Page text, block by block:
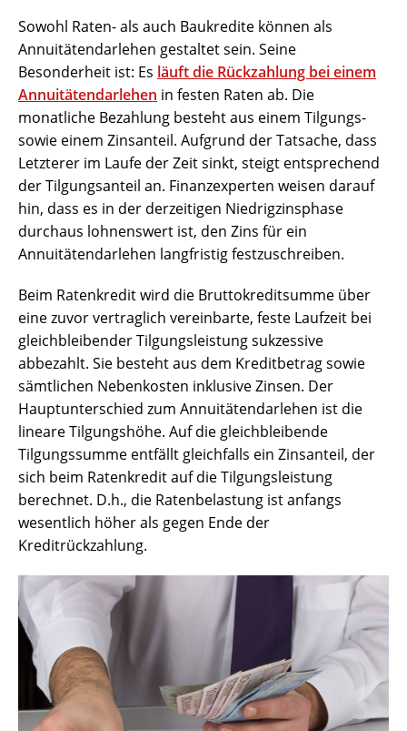
Sowohl Raten- als auch Baukredite können als
Annuitätendarlehen gestaltet sein. Seine
Besonderheit ist: Es läuft die Rückzahlung bei einem
Annuitätendarlehen in festen Raten ab. Die
monatliche Bezahlung besteht aus einem Tilgungs-
sowie einem Zinsanteil. Aufgrund der Tatsache, dass
Letzterer im Laufe der Zeit sinkt, steigt entsprechend
der Tilgungsanteil an. Finanzexperten weisen darauf
hin, dass es in der derzeitigen Niedrigzinsphase
durchaus lohnenswert ist, den Zins für ein
Annuitätendarlehen langfristig festzuschreiben.
Beim Ratenkredit wird die Bruttokreditsumme über
eine zuvor vertraglich vereinbarte, feste Laufzeit bei
gleichbleibender Tilgungsleistung sukzessive
abbezahlt. Sie besteht aus dem Kreditbetrag sowie
sämtlichen Nebenkosten inklusive Zinsen. Der
Hauptunterschied zum Annuitätendarlehen ist die
lineare Tilgungshöhe. Auf die gleichbleibende
Tilgungssumme entfällt gleichfalls ein Zinsanteil, der
sich beim Ratenkredit auf die Tilgungsleistung
berechnet. D.h., die Ratenbelastung ist anfangs
wesentlich höher als gegen Ende der
Kreditrückzahlung.